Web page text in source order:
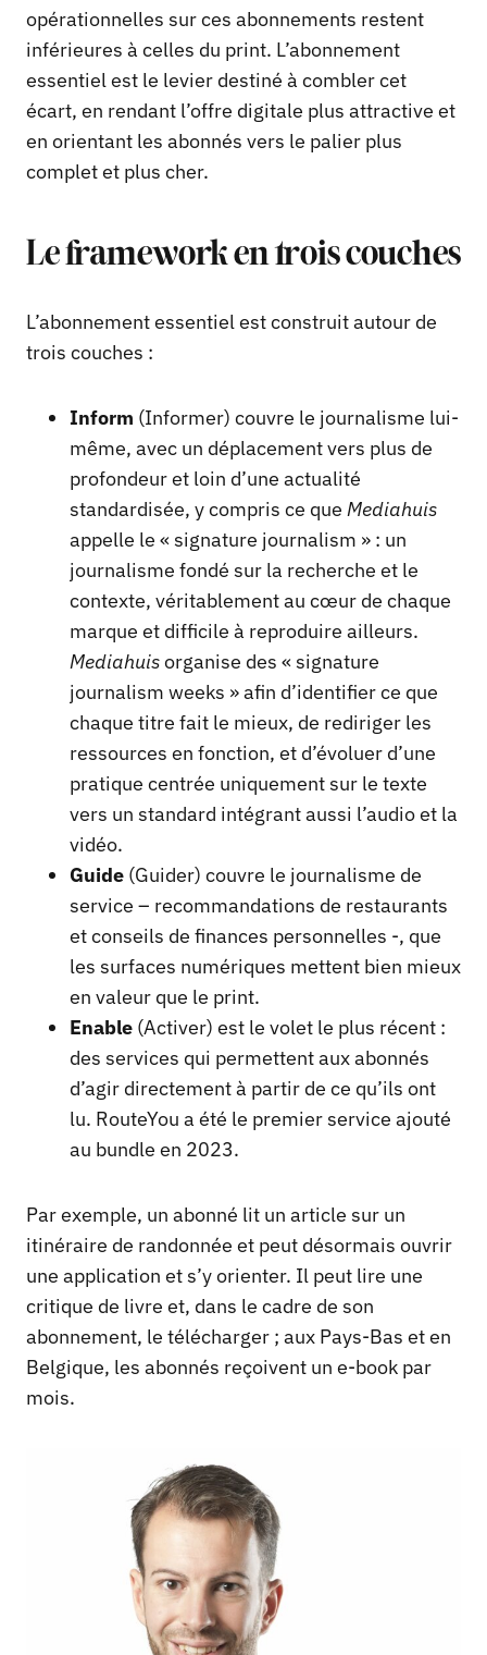
opérationnelles sur ces abonnements restent
inférieures à celles du print. L’abonnement
essentiel est le levier destiné à combler cet
écart, en rendant l’offre digitale plus attractive et
en orientant les abonnés vers le palier plus
complet et plus cher.
Le framework en trois couches
L’abonnement essentiel est construit autour de
trois couches :
Inform (Informer) couvre le journalisme lui-
même, avec un déplacement vers plus de
profondeur et loin d’une actualité
standardisée, y compris ce que Mediahuis
appelle le « signature journalism » : un
journalisme fondé sur la recherche et le
contexte, véritablement au cœur de chaque
marque et difficile à reproduire ailleurs.
Mediahuisorganise des « signature
journalism weeks » afin d’identifier ce que
chaque titre fait le mieux, de rediriger les
ressources en fonction, et d’évoluer d’une
pratique centrée uniquement sur le texte
vers un standard intégrant aussi l’audio et la
vidéo.
Guide (Guider) couvre le journalisme de
service – recommandations de restaurants
et conseils de finances personnelles -, que
les surfaces numériques mettent bien mieux
en valeur que le print.
Enable (Activer) est le volet le plus récent :
des services qui permettent aux abonnés
d’agir directement à partir de ce qu’ils ont
lu. RouteYou a été le premier service ajouté
au bundle en 2023.
Par exemple, un abonné lit un article sur un
itinéraire de randonnée et peut désormais ouvrir
une application et s’y orienter. Il peut lire une
critique de livre et, dans le cadre de son
abonnement, le télécharger ; aux Pays-Bas et en
Belgique, les abonnés reçoivent un e-book par
mois.